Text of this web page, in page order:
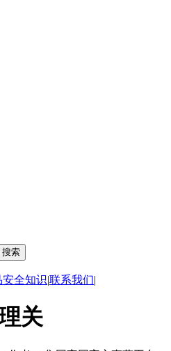
安全知识|联系我们|
关